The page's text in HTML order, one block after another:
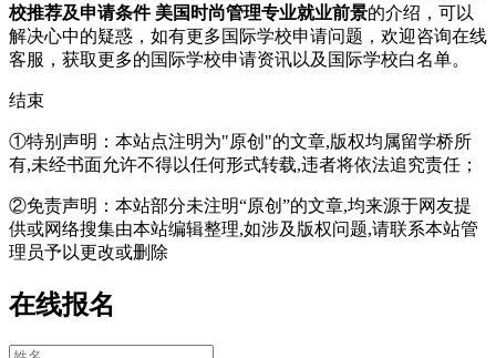
校推荐及申请条件 美国时尚管理专业就业前景的介绍，可以
解决心中的疑惑，如有更多国际学校申请问题，欢迎咨询在线
客服 ，获取更多的国际学校申请资讯以及国际学校白名单。
结束
①特别声明：本站点注明为"原创"的文章,版权均属留学桥所
有,未经书面允许不得以任何形式转载,违者将依法追究责任；
②免责声明：本站部分未注明“原创”的文章,均来源于网友提
供或网络搜集由本站编辑整理,如涉及版权问题,请联系本站管
理员予以更改或删除
在线报名